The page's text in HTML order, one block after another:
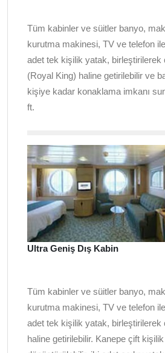
Tüm kabinler ve süitler banyo,
kurutma makinesi, TV ve telefon ile
adet tek kişilik yatak, birleştirilerek
(Royal King) haline getirilebilir ve
kişiye kadar konaklama imkanı
ft.
Ultra Geniş Dış Kabin
Tüm kabinler ve süitler banyo,
kurutma makinesi, TV ve telefon ile
adet tek kişilik yatak, birleştirilerek
haline getirilebilir. Kanepe çift